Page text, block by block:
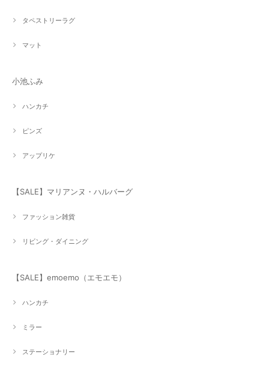
タペストリーラグ
マット
小池ふみ
ハンカチ
ピンズ
アップリケ
【SALE】マリアンヌ・ハルバーグ
ファッション雑貨
リビング・ダイニング
【SALE】emoemo（エモエモ）
ハンカチ
ミラー
ステーショナリー